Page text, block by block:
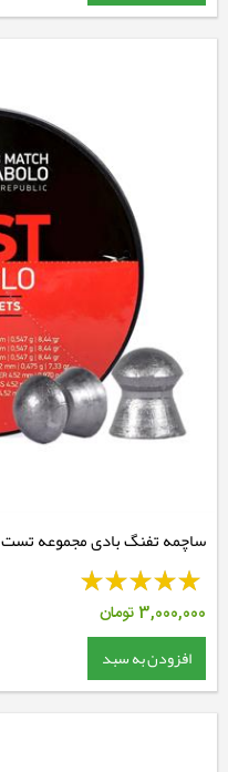
ساچمه تفنگ بادی مجموعه تست JSB Diabolo Exact
3,000,000تومان
افزودن به سبد